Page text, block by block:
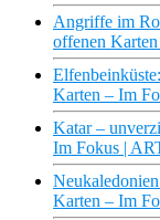
Angriffe im
offenen
Karten – Im
Katar –
Im Fokus |
Karten – Im